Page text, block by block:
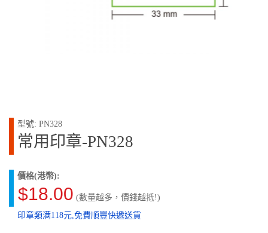
型號: PN328
常用印章-PN328
價格(港幣):
$18.00 (數量越多，價錢越抵!)
印章類满118元,免費順豐快遞送貨